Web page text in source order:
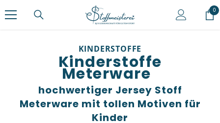
0
0
KINDERSTOFFE
Kinderstoffe
Meterware
hochwertiger Jersey Stoff
Meterware mit tollen Motiven für
Kinder